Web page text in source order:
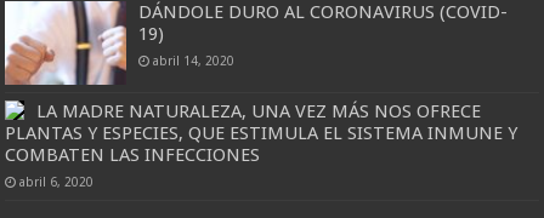
DÁNDOLE DURO AL CORONAVIRUS (COVID-
19)
abril 14, 2020
LA MADRE NATURALEZA, UNA VEZ MÁS NOS OFRECE
PLANTAS Y ESPECIES, QUE ESTIMULA EL SISTEMA INMUNE Y
COMBATEN LAS INFECCIONES
abril 6, 2020